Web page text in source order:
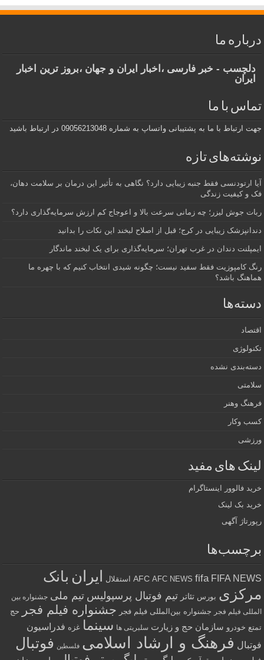
درباره ما
دلچسب - خبر فارسی ،اخبار ایران و جهان ،بروز ترین اخبار
ایران
تماس با ما
جهت ارتباط با ما به پشتیبانی واتساپ به شماره 09056213048 در ارتباط باشید
نوشته‌های تازه
آیا ارتودنسی فقط جنبه زیبایی دارد؟ نگاهی به تأثیر این درمان بر سلامت دهان،
فک و کیفیت زندگی
ربات جوش لیزر؛ چه زمانی سرعت بالا و اعوجاج کم ارزش سرمایه‌گذاری دارد؟
دندانپزشک زیبایی در کرج؛ قبل از اصلاح لبخند این نکات را بدانید
ایمپلنت دندان در غرب تهران؛ سرمایه‌گذاری برای یک لبخند ماندگار
رنگ کامپوزیت فقط سفید نیست؛ چگونه شیدی انتخاب کنیم که با چهره ما
هماهنگ باشد؟
دسته‌ها
اقتصاد
تکنولوژی
دسته‌بندی نشده
سلامتی
فرهنگ وهنر
کسب وکار
ورزشی
لینک های مفید
خرید فالوور اینستاگرام
خرید بک لینک
رپورتاژ آگهی
برچسب‌ها
AFC AFC NEWS fifa FIFA NEWS استقلال ایران بانک
مرکزی بورس تئاتر تیم فوتبال پرسپولیس تیم ملی جشنواره بین
المللی فیلم فجر جشنواره بین‌المللی فیلم فجر جشنواره فیلم فجر
حج
تمتع خودرو سازمان حج و زیارت سلبریتی ها سینما غزه فدراسیون
فوتبال فرهنگ و ارشاد اسلامی فلسطین فوتبال